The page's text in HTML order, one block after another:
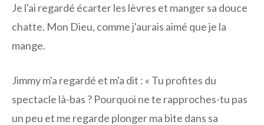
Je l'ai regardé écarter les lèvres et manger sa douce
chatte. Mon Dieu, comme j'aurais aimé que je la
mange.
Jimmy m'a regardé et m'a dit : « Tu profites du
spectacle là-bas ? Pourquoi ne te rapproches-tu pas
un peu et me regarde plonger ma bite dans sa